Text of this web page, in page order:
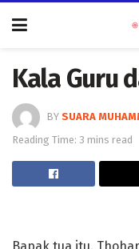
Kala Guru
BY SUARA
Reading Time: 3 mins read